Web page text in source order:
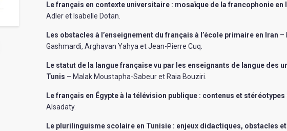
Le français en contexte universitaire : mosaïque de la francophonie en
Adler et Isabelle Dotan.
Les obstacles à l’enseignement du français à l’école primaire en Iran –
Gashmardi, Arghavan Yahya et Jean-Pierre Cuq.
Le statut de la langue française vu par les enseignants de langue des
Tunis – Malak Moustapha-Sabeur et Raia Bouziri.
Le français en Égypte à la télévision publique : contenus et stéréotypes
Alsadaty.
Le plurilinguisme scolaire en Tunisie : enjeux didactiques, obstacles